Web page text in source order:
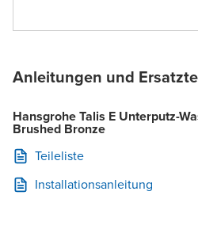
Anleitungen und
Hansgrohe Talis E Unterputz-
Brushed Bronze
Teileliste
Installationsanleitung